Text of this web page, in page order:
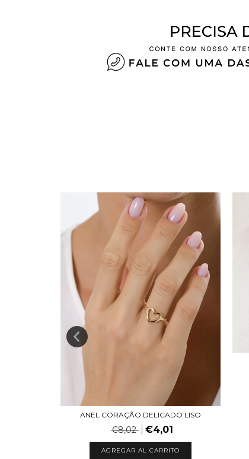
ANEL CORAÇÃO DELICADO LISO
€8,02 €4,01
AGREGAR AL CARRITO